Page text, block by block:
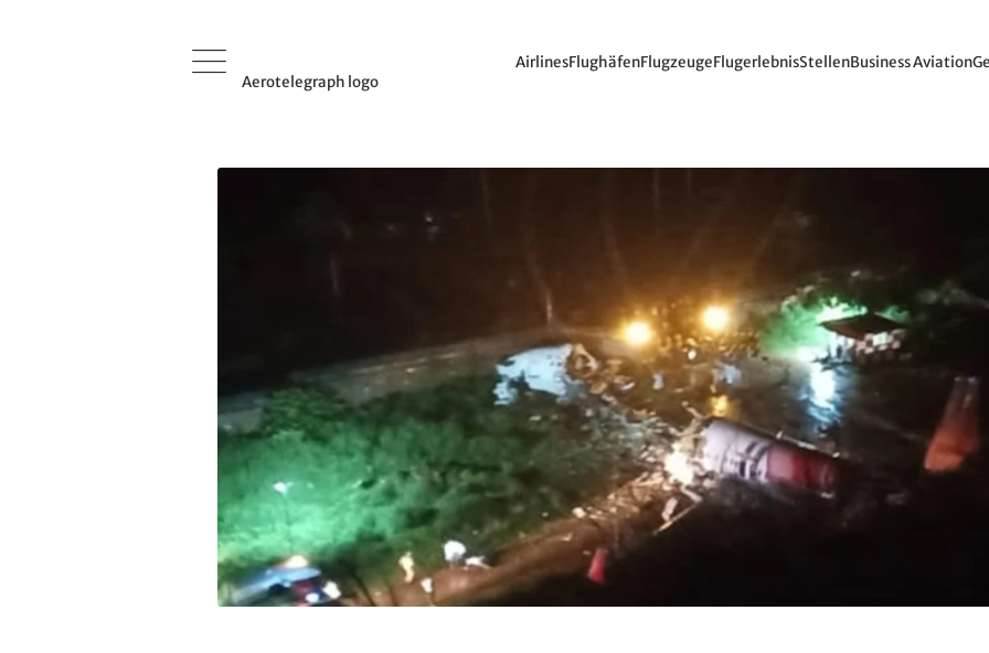
Aerotelegraph logo
AirlinesFlughäfenFlugzeugeFlugerlebnisStellenBusiness Aviation